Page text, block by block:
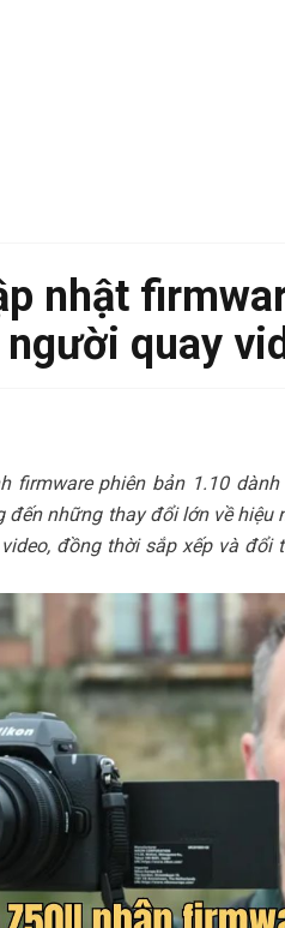
nhật
quay
firmware phiên bản 1.10
đến những thay đổi lớn về
đồng thời sắp xếp và